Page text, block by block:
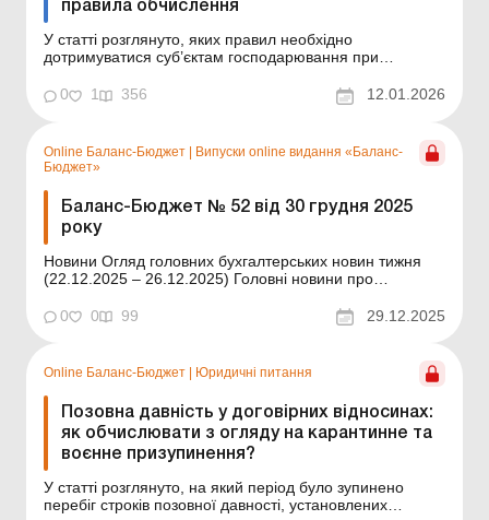
правила обчислення
У статті розглянуто, яких правил необхідно
дотримуватися суб’єктам господарювання при
господарськими договорами. Обчислення строків
позовної давності відновилося з 04.09.2025 після
запровадженням воєнного ...
0 1 356 12.01.2026
Online Баланс-Бюджет | Випуски online видання «Баланс-
Бюджет»
Баланс-Бюджет № 52 від 30 грудня 2025
року
Новини Огляд головних бухгалтерських новин тижня
(22.12.2025 – 26.12.2025) Головні новини про
щодня Зміст номеру Юридичні питання Читати Строки
позовної давності за договорами: правила обчислення
0 0 99 29.12.2025
Online Баланс-Бюджет | Юридичні питання
Позовна давність у договірних відносинах:
як обчислювати з огляду на карантинне та
воєнне призупинення?
У статті розглянуто, на який період було зупинено
перебіг строків позовної давності, установлених